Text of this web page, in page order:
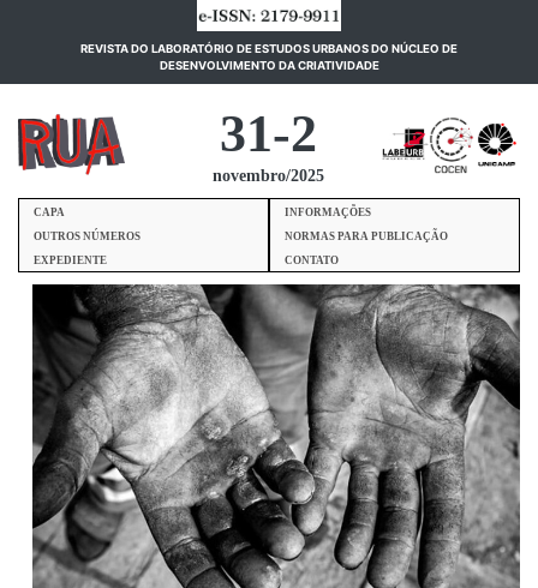
REVISTA DO LABORATÓRIO DE ESTUDOS URBANOS DO NÚCLEO DE
DESENVOLVIMENTO DA CRIATIVIDADE(current)
31-2
novembro/2025
CAPA
INFORMAÇÕES
OUTROS NÚMEROS
NORMAS PARA PUBLICAÇÃO
EXPEDIENTE
CONTATO